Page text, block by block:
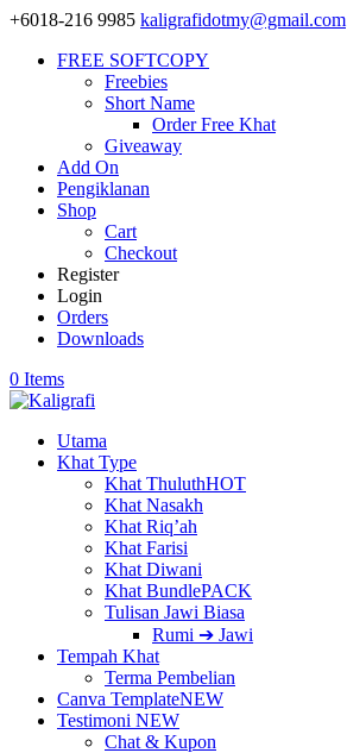
+6018-216 9985 kaligrafidotmy@gmail.com
FREE SOFTCOPY
Freebies
Short Name
Order Free Khat
Giveaway
Add On
Pengiklanan
Shop
Cart
Checkout
Register
Login
Orders
Downloads
0 Items
Utama
Khat Type
Khat ThuluthHOT
Khat Nasakh
Khat Riq’ah
Khat Farisi
Khat Diwani
Khat BundlePACK
Tulisan Jawi Biasa
Rumi ➔ Jawi
Tempah Khat
Terma Pembelian
Canva TemplateNEW
Testimoni NEW
Chat & Kupon